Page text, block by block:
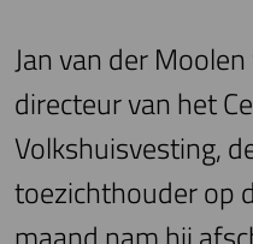
Jan van der
directeur van het
Volkshuisvesting,
toezichthouder op